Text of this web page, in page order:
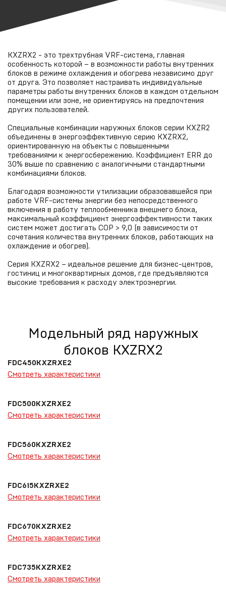
KXZRX2 - это трехтрубная VRF-система, главная
особенность которой – в возможности работы внутренних
блоков в режиме охлаждения и обогрева независимо друг
от друга. Это позволяет настраивать индивидуальные
параметры работы внутренних блоков в каждом отдельном
помещении или зоне, не ориентируясь на предпочтения
других пользователей.
Специальные комбинации наружных блоков серии KXZR2
объединены в энергоэффективную серию KXZRX2,
ориентированную на объекты с повышенными
требованиями к энергосбережению. Коэффициент ERR до
30% выше по сравнению с аналогичными стандартными
комбинациями блоков.
Благодаря возможности утилизации образовавшейся при
работе VRF-системы энергии без непосредственного
включения в работу теплообменника внешнего блока,
максимальный коэффициент энергоэффективности таких
систем может достигать COP > 9,0 (в зависимости от
сочетания количества внутренних блоков, работающих на
охлаждение и обогрев).
Серия KXZRX2 – идеальное решение для бизнес-центров,
гостиниц и многоквартирных домов, где предъявляются
высокие требования к расходу электроэнергии.
Модельный ряд наружных
блоков KXZRX2
FDC450KXZRXE2
Смотреть характеристики
FDC500KXZRXE2
Смотреть характеристики
FDC560KXZRXE2
Смотреть характеристики
FDC615KXZRXE2
Смотреть характеристики
FDC670KXZRXE2
Смотреть характеристики
FDC735KXZRXE2
Смотреть характеристики